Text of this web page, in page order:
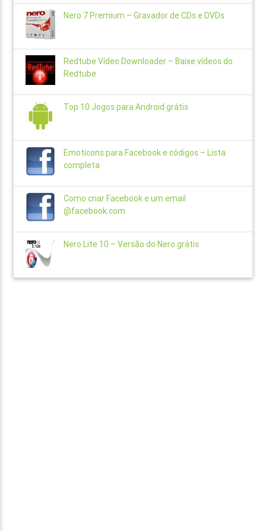
Nero 7 Premium – Gravador de CDs e DVDs
Redtube Vídeo Downloader – Baixe vídeos do
Redtube
Top 10 Jogos para Android grátis
Emoticons para Facebook e códigos – Lista
completa
Como criar Facebook e um email
@facebook.com
Nero Lite 10 – Versão do Nero grátis